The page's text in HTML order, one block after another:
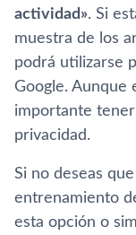
actividad». Si
muestra de los
podrá utilizarse
Google. Aunque
importante
privacidad.
Si no deseas
entrenamiento
esta opción o